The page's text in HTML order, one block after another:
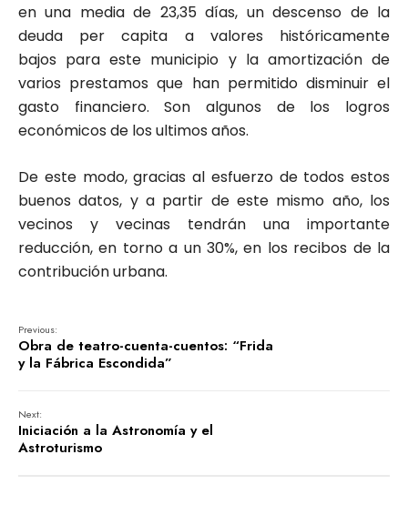
en una media de 23,35 días, un descenso de la
deuda per capita a valores históricamente
bajos para este municipio y la amortización de
varios prestamos que han permitido disminuir el
gasto financiero. Son algunos de los logros
económicos de los ultimos años.
De este modo, gracias al esfuerzo de todos estos
buenos datos, y a partir de este mismo año, los
vecinos y vecinas tendrán una importante
reducción, en torno a un 30%, en los recibos de la
contribución urbana.
Previous:
Obra de teatro-cuenta-cuentos: “Frida
y la Fábrica Escondida”
Next:
Iniciación a la Astronomía y el
Astroturismo